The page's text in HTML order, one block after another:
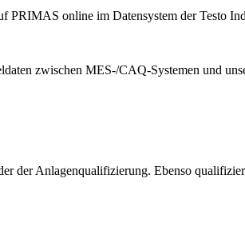
online im Datensystem der Testo
zwischen MES-/CAQ-Systemen und
der Anlagenqualifizierung. Ebenso